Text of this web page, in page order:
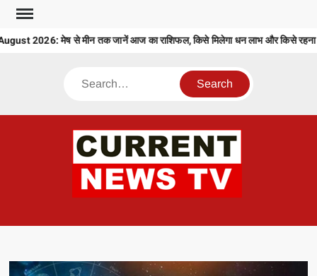
Skip
content
2026: मेष से मीन तक जानें आज का राशिफल, किसे मिलेगा धन लाभ और किसे रहना
Search